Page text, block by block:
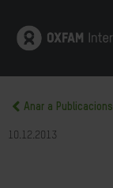
Anar a Publicacions
10.12.2013